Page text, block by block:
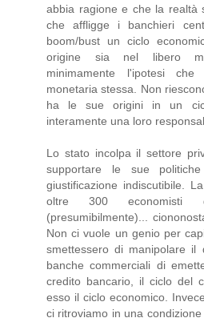
abbia ragione e che la realtà
che affligge i banchieri
boom/bust un ciclo
origine sia nel libero
minimamente l'ipotesi
monetaria stessa. Non
ha le sue origini in un
interamente una loro
Lo stato incolpa il settore
supportare le sue
giustificazione indiscutibile.
oltre 300 economisti
(presumibilmente)...
Non ci vuole un genio per
smettessero di manipolare il
banche commerciali di
credito bancario, il ciclo del
esso il ciclo economico.
ci ritroviamo in una